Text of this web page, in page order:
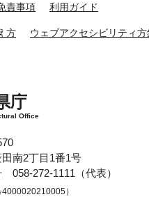
責事項 利用ガイド
方 ウェブアクセシビリティ方
庁
Office
南2丁目1番1号
058-272-1111（代表）
4000020210005）